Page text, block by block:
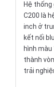
Hệ
C200 là
inch ở
kết nối
hình
thành
trải